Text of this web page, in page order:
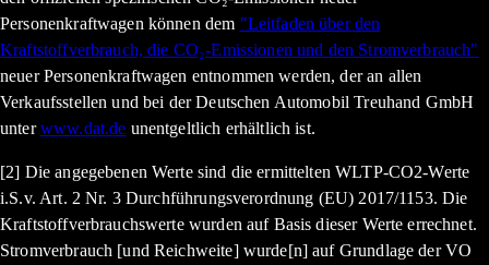
Personenkraftwagen können dem "Leitfaden über den
Kraftstoffverbrauch, die CO₂-Emissionen und den Stromverbrauch"
neuer Personenkraftwagen entnommen werden, der an allen
Verkaufsstellen und bei der Deutschen Automobil Treuhand GmbH
unterwww.dat.de unentgeltlich erhältlich ist.
[2] Die angegebenen Werte sind die ermittelten WLTP-CO2-Werte
i.S.v. Art. 2 Nr. 3 Durchführungsverordnung (EU) 2017/1153. Die
Kraftstoffverbrauchswerte wurden auf Basis dieser Werte errechnet.
Stromverbrauch [und Reichweite] wurde[n] auf Grundlage der VO